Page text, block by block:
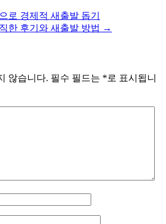
로 경제적 새출발 돕기
한 후기와 새출발 방법 →
않습니다. 필수 필드는 *로 표시됩니